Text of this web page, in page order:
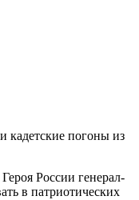
кадетские погоны из
России генерал-
в патриотических